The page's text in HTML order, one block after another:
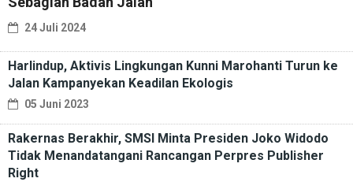
24 Juli 2024
Harlindup, Aktivis Lingkungan Kunni Marohanti Turun ke
Jalan Kampanyekan Keadilan Ekologis
05 Juni 2023
Rakernas Berakhir, SMSI Minta Presiden Joko Widodo
Tidak Menandatangani Rancangan Perpres Publisher
Right